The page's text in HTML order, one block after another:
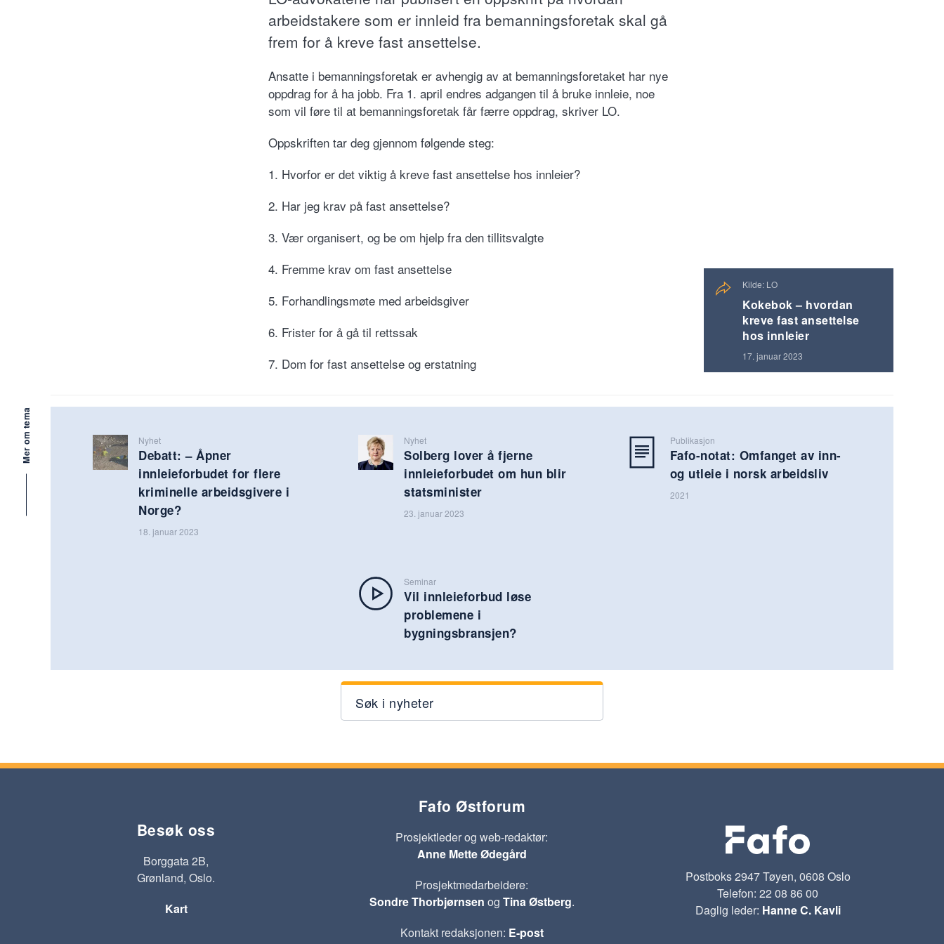
arbeidstakere som er innleid fra bemanningsforetak skal gå
frem for å kreve fast ansettelse.
Ansatte i bemanningsforetak er avhengig av at bemanningsforetaket har nye
oppdrag for å ha jobb. Fra 1. april endres adgangen til å bruke innleie, noe
som vil føre til at bemanningsforetak får færre oppdrag, skriver LO.
Oppskriften tar deg gjennom følgende steg:
1. Hvorfor er det viktig å kreve fast ansettelse hos innleier?
2. Har jeg krav på fast ansettelse?
3. Vær organisert, og be om hjelp fra den tillitsvalgte
4. Fremme krav om fast ansettelse
5. Forhandlingsmøte med arbeidsgiver
6. Frister for å gå til rettssak
7. Dom for fast ansettelse og erstatning
Kilde: LO
Kokebok – hvordan
kreve fast ansettelse
hos innleier
17. januar 2023
Nyhet
Debatt: – Åpner
innleieforbudet for flere
kriminelle arbeidsgivere i
Norge?
18. januar 2023
Nyhet
Solberg lover å fjerne
innleieforbudet om hun blir
statsminister
23. januar 2023
Publikasjon
Fafo-notat: Omfanget av inn-
og utleie i norsk arbeidsliv
2021
Seminar
Vil innleieforbud løse
problemene i
bygningsbransjen?
Mer om tema
Søk i nyheter
Besøk oss
Borggata 2B,
Grønland, Oslo.
Kart
Fafo Østforum
Prosjektleder og web-redaktør:
Anne Mette Ødegård
Prosjektmedarbeidere:
Sondre Thorbjørnsen og Tina Østberg.
Kontakt redaksjonen: E-post
Postboks 2947 Tøyen, 0608 Oslo
Telefon: 22 08 86 00
Daglig leder: Hanne C. Kavli